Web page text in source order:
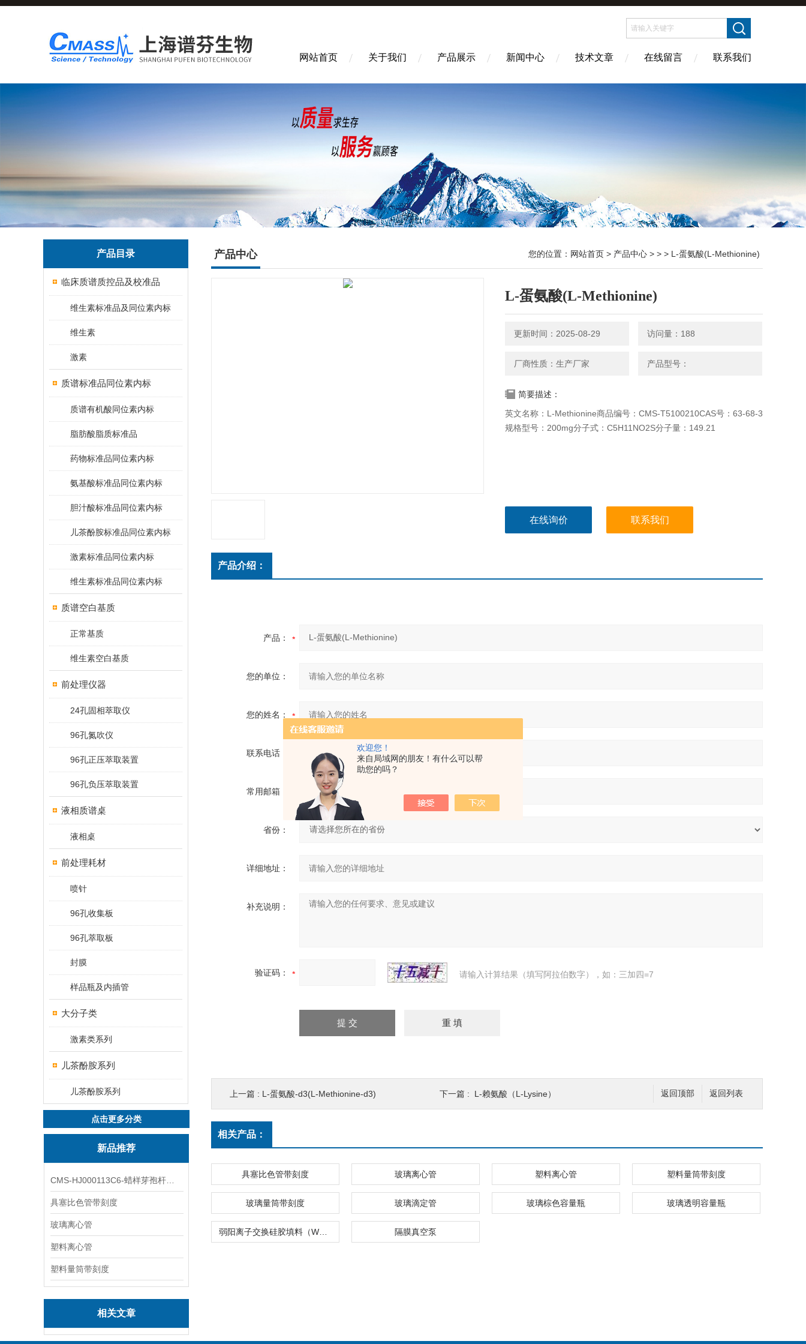
欢迎您！
来自局域网的朋友！有什么可以帮
助您的吗？
网站首页 关于我们 产品展示 新闻中心 技术文章 在线留言 联系我们
产品目录
临床质谱质控品及校准品
维生素标准品及同位素内标
维生素
激素
质谱标准品同位素内标
质谱有机酸同位素内标
脂肪酸脂质标准品
药物标准品同位素内标
氨基酸标准品同位素内标
胆汁酸标准品同位素内标
儿茶酚胺标准品同位素内标
激素标准品同位素内标
维生素标准品同位素内标
质谱空白基质
正常基质
维生素空白基质
前处理仪器
24孔固相萃取仪
96孔氮吹仪
96孔正压萃取装置
96孔负压萃取装置
液相质谱桌
液相桌
前处理耗材
喷针
96孔收集板
96孔萃取板
封膜
样品瓶及内插管
大分子类
激素类系列
儿茶酚胺系列
儿茶酚胺系列
点击更多分类
新品推荐
具塞比色管带刻度
玻璃离心管
塑料离心管
塑料量筒带刻度
相关文章
产品中心 您的位置： 网站首页 > 产品中心 > > > L-蛋氨酸(L-Methionine)
L-蛋氨酸(L-Methionine)
更新时间：2025-08-29 访问量：188
厂商性质：生产厂家 产品型号：
简要描述：
英文名称：L-Methionine商品编号：CMS-T5100210CAS号：63-68-3
规格型号：200mg分子式：C5H11NO2S分子量：149.21
在线询价 联系我们
产品介绍：
产品：
您的单位：
您的姓名：
联系电话：
常用邮箱：
省份：
详细地址：
补充说明：
验证码： 请输入计算结果（填写阿拉伯数字），如：三加四=7
返回列表
返回顶部
上一篇 : L-蛋氨酸-d3(L-Methionine-d3) 下一篇 : L-赖氨酸（L-Lysine）
相关产品：
具塞比色管带刻度 玻璃离心管 塑料离心管 塑料量筒带刻度
玻璃量筒带刻度 玻璃滴定管 玻璃棕色容量瓶 玻璃透明容量瓶
隔膜真空泵